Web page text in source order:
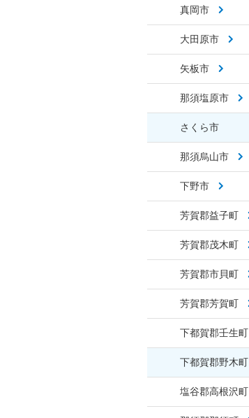
真岡市
大田原市
矢板市
那須塩原市
さくら市
那須烏山市
下野市
芳賀郡益子町
芳賀郡茂木町
芳賀郡市貝町
芳賀郡芳賀町
下都賀郡壬生町
下都賀郡野木町
塩谷郡高根沢町